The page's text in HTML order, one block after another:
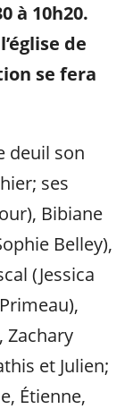
à 10h20.
de
se fera
deuil son
ses
Bibiane
Belley),
(Jessica
Zachary
et Julien;
Étienne,